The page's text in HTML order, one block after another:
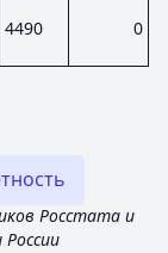
4490 0
Росстата и